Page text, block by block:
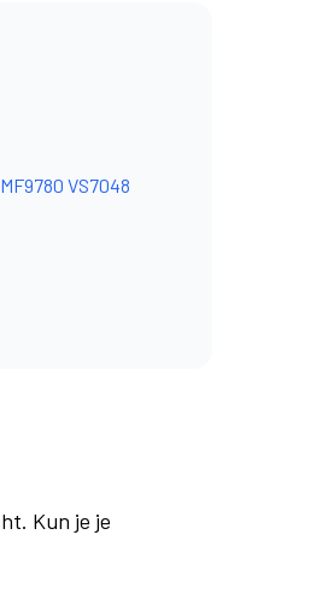
MF9780 VS7048
Kun je je